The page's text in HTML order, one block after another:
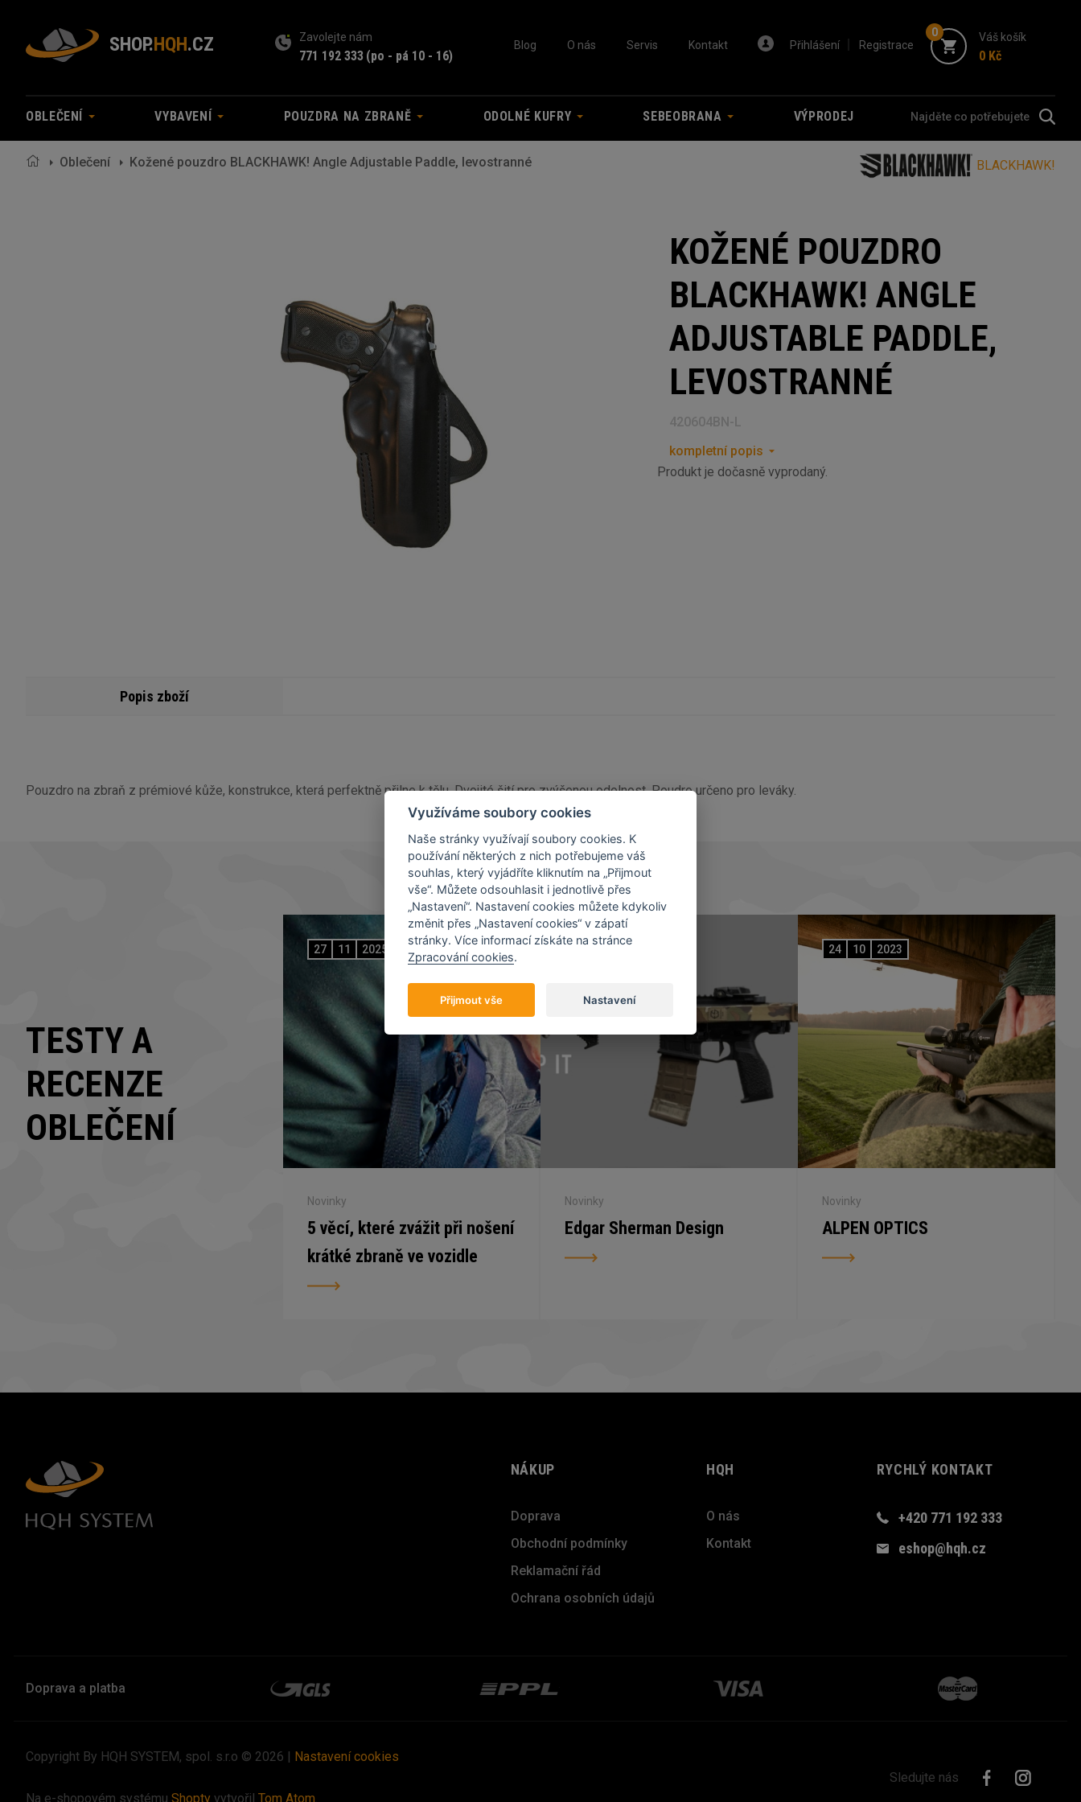
SHOP.HQH.CZ Zavolejte nám
771 192 333 (po - pá 10 - 16)
Blog O nás Servis Kontakt Přihlášení Registrace
0 Váš košík
0 Kč
OBLEČENÍ VYBAVENÍ POUZDRA NA ZBRANĚ ODOLNÉ KUFRY SEBEOBRANA VÝPRODEJ
Oblečení Kožené pouzdro BLACKHAWK! Angle Adjustable Paddle, levostranné BLACKHAWK!
KOŽENÉ POUZDRO
BLACKHAWK! ANGLE
ADJUSTABLE PADDLE,
LEVOSTRANNÉ
420604BN-L
kompletní popis
Produkt je dočasně vyprodaný.
Popis zboží
Pouzdro na zbraň z prémiové kůže, konstrukce, která perfektně přilne k tělu. Dvojité šití pro zvýšenou odolnost. Poudro určeno pro leváky.
TESTY A
RECENZE
OBLEČENÍ
27 11 2025
Novinky
5 věcí, které zvážit při nošení
krátké zbraně ve vozidle
11 2023
Novinky
Edgar Sherman Design
24 10 2023
Novinky
ALPEN OPTICS
NÁKUP
Doprava
Obchodní podmínky
Reklamační řád
Ochrana osobních údajů
HQH
O nás
Kontakt
RYCHLÝ KONTAKT
+420 771 192 333
eshop@hqh.cz
Doprava a platba
Copyright By HQH SYSTEM, spol. s.r.o © 2026 | Nastavení cookies
Na e-shopovém systému Shopty vytvořil Tom Atom
Sledujte nás
Využíváme soubory cookies
Naše stránky využívají soubory cookies. K
používání některých z nich potřebujeme váš
souhlas, který vyjádříte kliknutím na „Přijmout
vše“. Můžete odsouhlasit i jednotlivě přes
„Nastavení“. Nastavení cookies můžete kdykoliv
změnit přes „Nastavení cookies“ v zápatí
stránky. Více informací získáte na stránce
Zpracování cookies.
Přijmout vše Nastavení